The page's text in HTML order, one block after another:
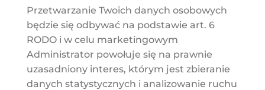
Przetwarzanie Twoich danych osobowych
będzie się odbywać na podstawie art. 6
RODO i w celu marketingowym
Administrator powołuje się na prawnie
uzasadniony interes, którym jest zbieranie
danych statystycznych i analizowanie ruchu